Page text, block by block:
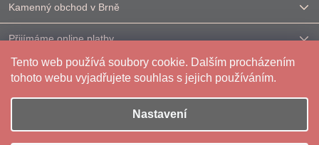
Tento web používá soubory cookie. Dalším procházením
tohoto webu vyjadřujete souhlas s jejich používáním.
Nastavení
Kamenný obchod v Brně
Přijímáme online platby
Kontakt
Vytvořil Shoptet|Upravilo